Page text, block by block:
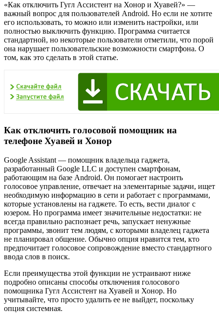
«Как отключить Гугл Ассистент на Хонор и Хуавей?» —
важный вопрос для пользователей Android. Но если не хотите
его использовать, то можно или изменить настройки, или
полностью выключить функцию. Программа считается
стандартной, но некоторые пользователи отметили, что порой
она нарушает пользовательские возможности смартфона. О
том, как это сделать в этой статье.
Как отключить голосовой помощник на
телефоне Хуавей и Хонор
Google Assistant — помощник владельца гаджета,
разработанный Google LLC и доступен смартфонам,
работающим на базе Android. Он помогает настроить
голосовое управление, отвечает на элементарные задачи, ищет
необходимую информацию в сети и работает с программами,
которые установлены на гаджете. То есть, вести диалог с
юзером. Но программа имеет значительные недостатки: не
всегда правильно распознает речь, запускает ненужные
программы, звонит тем людям, с которыми владелец гаджета
не планировал общение. Обычно опция нравится тем, кто
предпочитает голосовое сопровождение вместо стандартного
ввода слов в поиск.
Если преимущества этой функции не устраивают ниже
подробно описаны способы отключения голосового
помощника Гугл Ассистент на Хуавей и Хонор. Но
учитывайте, что просто удалить ее не выйдет, поскольку
опция системная.